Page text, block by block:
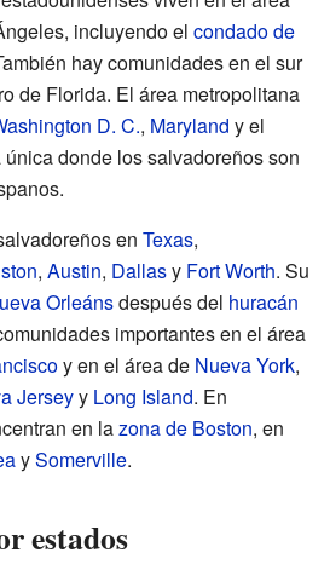
incluyendo el condado de
hay comunidades en el sur
de Florida. El área metropolitana
D. C., Maryland y el
única donde los salvadoreños son
en Texas,
, Austin, Dallasy Fort Worth. Su
Orleánsdespués del huracán
importantes en el área
y en el área de Nueva York,
Jerseyy Long Island. En
en lazona de Boston, en
ySomerville.
estados